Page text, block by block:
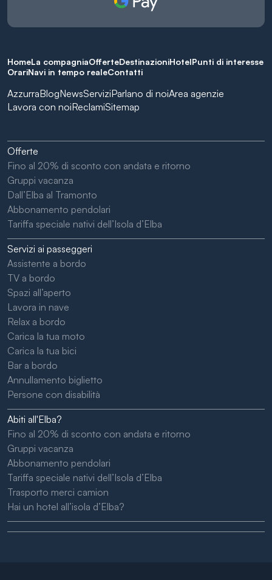
HomeLa compagniaOfferteDestinazioniHotelPunti di interesse
OrariNavi in tempo realeContatti
AzzurraBlogNewsServiziParlano di noiArea agenzie
Lavora con noiReclamiSitemap
Offerte
Fino al 20% di sconto con andata e ritorno
Gruppi vacanza
Dall’Elba al Tramonto
Abbonamento pendolari
Tariffa speciale nativi dell’Isola d’Elba
Servizi ai passeggeri
Assistente a bordo
TV a bordo
Spazi all’aperto
Lavora in nave
Relax a bordo
Carica la tua moto
Carica la tua bici
Bar a bordo
Annullamento biglietto
Persone con disabilità
Abiti all'Elba?
Fino al 20% di sconto con andata e ritorno
Gruppi vacanza
Abbonamento pendolari
Tariffa speciale nativi dell’Isola d’Elba
Trasporto merci camion
Hai un hotel all’isola d’Elba?